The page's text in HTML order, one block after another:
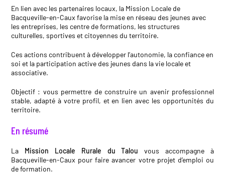
En lien avec les partenaires locaux, la Mission Locale de
Bacqueville-en-Caux favorise la mise en réseau des jeunes avec
les entreprises, les centre de formations, les structures
culturelles, sportives et citoyennes du territoire.
Ces actions contribuent à développer l’autonomie, la confiance en
soi et la participation active des jeunes dans la vie locale et
associative.
Objectif : vous permettre de construire un avenir professionnel
stable, adapté à votre profil, et en lien avec les opportunités du
territoire.
En résumé
La Mission Locale Rurale du Talou vous accompagne à
Bacqueville-en-Caux pour faire avancer votre projet d’emploi ou
de formation.